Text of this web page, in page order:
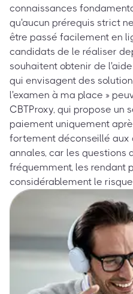
connaissances
qu'aucun prérequis strict
être passé facilement en
candidats de le réaliser
souhaitent obtenir de
qui envisagent des
l'examen à ma place »
CBTProxy, qui propose un
paiement uniquement
fortement déconseillé aux
annales, car les questions
fréquemment, les rendant
considérablement le